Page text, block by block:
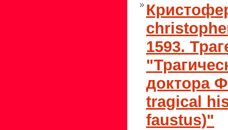
1593.
доктора
tragical
faustus)"